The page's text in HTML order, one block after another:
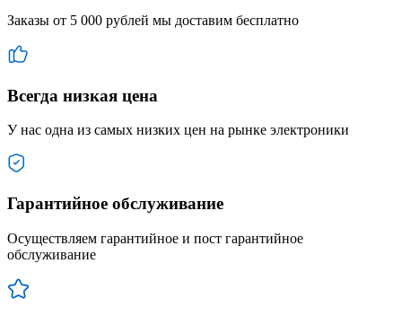
Заказы от 5 000 рублей мы доставим бесплатно
Всегда низкая цена
У нас одна из самых низких цен на рынке электроники
Гарантийное обслуживание
Осуществляем гарантийное и пост гарантийное
обслуживание